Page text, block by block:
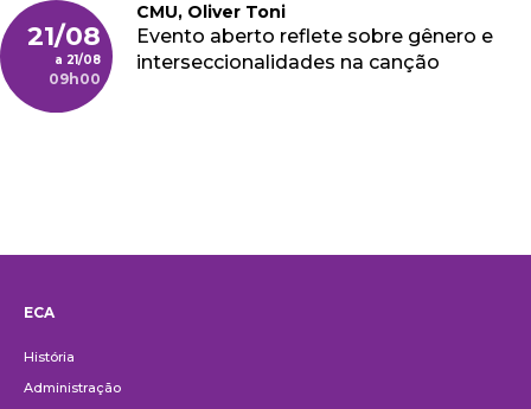
21/08
21/08
09h00
CMU, Oliver Toni
Evento aberto reflete sobre gênero e
interseccionalidades na canção
ECA
História
Administração